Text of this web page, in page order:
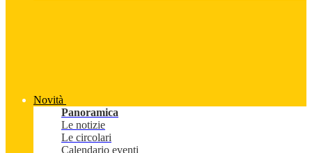
Novità
Panoramica
Le notizie
Le circolari
Calendario eventi